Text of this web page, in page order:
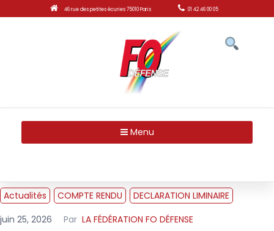
46 rue des petites écuries 75010 Paris 01 42 46 00 05
Menu
Actualités COMPTE RENDU
DECLARATION LIMINAIRE
juin 25, 2026
Par LA FÉDÉRATION FO DÉFENSE